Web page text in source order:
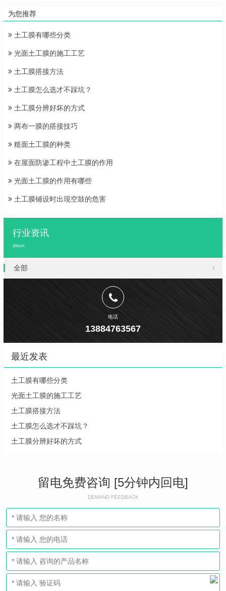
为您推荐
土工膜有哪些分类
光面土工膜的施工工艺
土工膜搭接方法
土工膜怎么选才不踩坑？
土工膜分辨好坏的方式
两布一膜的搭接技巧
糙面土工膜的种类
在屋面防渗工程中土工膜的作用
光面土工膜的作用有哪些
土工膜铺设时出现空鼓的危害
行业资讯
zixun
全部
电话
13884763567
最近发表
土工膜有哪些分类
光面土工膜的施工工艺
土工膜搭接方法
土工膜怎么选才不踩坑？
土工膜分辨好坏的方式
留电免费咨询 [5分钟内回电]
DEMAND FEEDBACK